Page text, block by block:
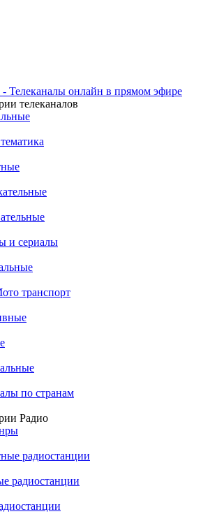
Телеканалы онлайн в прямом эфире
телеканалов
и сериалы
транспорт
по странам
Радио
радиостанции
радиостанции